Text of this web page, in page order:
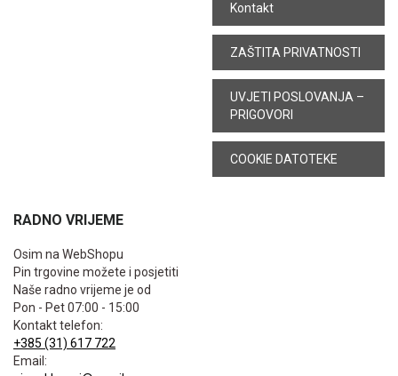
Kontakt
ZAŠTITA PRIVATNOSTI
UVJETI POSLOVANJA –
PRIGOVORI
COOKIE DATOTEKE
RADNO VRIJEME
Osim na WebShopu
Pin trgovine možete i posjetiti
Naše radno vrijeme je od
Pon - Pet 07:00 - 15:00
Kontakt telefon:
+385 (31) 617 722
Email: